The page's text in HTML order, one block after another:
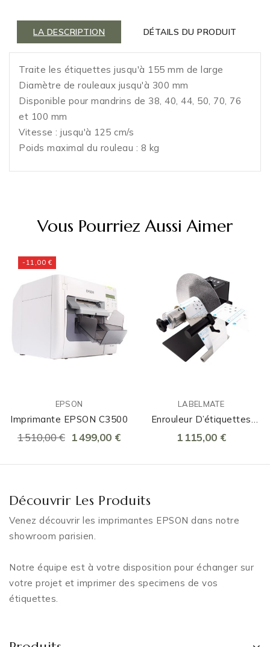
LA DESCRIPTION DÉTAILS DU PRODUIT
Traite les étiquettes jusqu'à 155 mm de large
Diamètre de rouleaux jusqu'à 300 mm
Disponible pour mandrins de 38, 40, 44, 50, 70, 76
et 100 mm
Vitesse : jusqu'à 125 cm/s
Poids maximal du rouleau : 8 kg
Vous Pourriez Aussi Aimer
-11,00 €
EPSON
Imprimante EPSON C3500
1 510,00 € 1 499,00 €
LABELMATE
Enrouleur D’étiquettes
UNI-CAT-CHUCK
1 115,00 €
Découvrir Les Produits
Venez découvrir les imprimantes EPSON dans notre
showroom parisien.
Notre équipe est à votre disposition pour échanger sur
votre projet et imprimer des specimens de vos
étiquettes.